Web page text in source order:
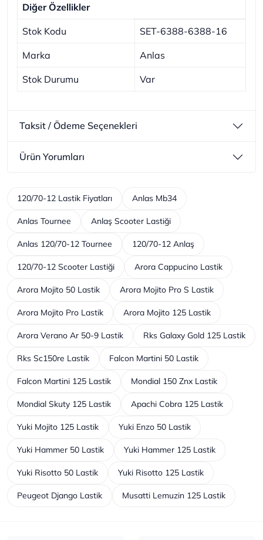
Diğer Özellikler
Stok Kodu SET-6388-6388-16
Marka Anlas
Stok Durumu Var
Taksit / Ödeme Seçenekleri
Ürün Yorumları
120/70-12 Lastik Fiyatları Anlas Mb34
Anlas Tournee Anlaş Scooter Lastiği
Anlas 120/70-12 Tournee 120/70-12 Anlaş
120/70-12 Scooter Lastiği Arora Cappucino Lastik
Arora Mojito 50 Lastik Arora Mojito Pro S Lastik
Arora Mojito Pro Lastik Arora Mojito 125 Lastik
Arora Verano Ar 50-9 Lastik Rks Galaxy Gold 125 Lastik
Rks Sc150re Lastik Falcon Martini 50 Lastik
Falcon Martini 125 Lastik Mondial 150 Znx Lastik
Mondial Skuty 125 Lastik Apachi Cobra 125 Lastik
Yuki Mojito 125 Lastik Yuki Enzo 50 Lastik
Yuki Hammer 50 Lastik Yuki Hammer 125 Lastik
Yuki Risotto 50 Lastik Yuki Risotto 125 Lastik
Peugeot Django Lastik Musatti Lemuzin 125 Lastik